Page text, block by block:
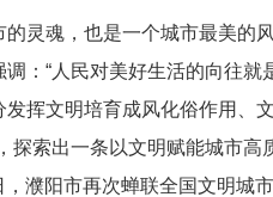
灵魂，也是一个城市最美的风
： “人民对美好生活的向往就
挥文明培育成风化俗作用、
探索出一条以文明赋能城市高
， 濮阳市再次蝉联全国文明城